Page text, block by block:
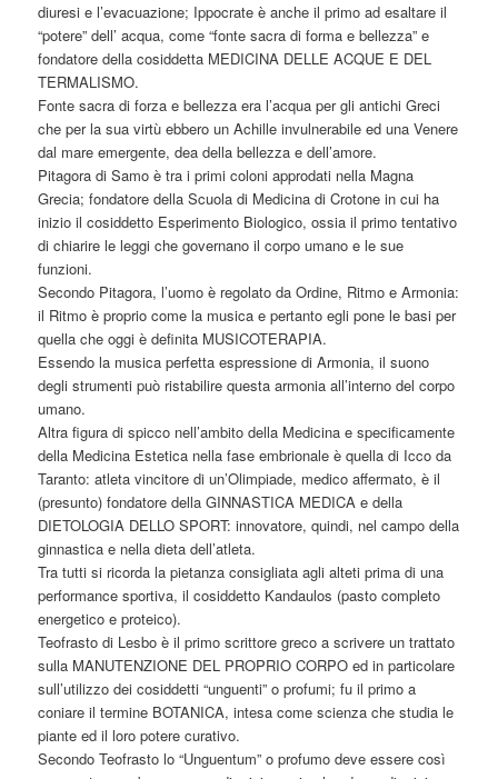
diuresi e l’evacuazione; Ippocrate è anche il primo ad esaltare il
“potere” dell’ acqua, come “fonte sacra di forma e bellezza” e
fondatore della cosiddetta MEDICINA DELLE ACQUE E DEL
TERMALISMO.
Fonte sacra di forza e bellezza era l’acqua per gli antichi Greci
che per la sua virtù ebbero un Achille invulnerabile ed una Venere
dal mare emergente, dea della bellezza e dell’amore.
Pitagora di Samo è tra i primi coloni approdati nella Magna
Grecia; fondatore della Scuola di Medicina di Crotone in cui ha
inizio il cosiddetto Esperimento Biologico, ossia il primo tentativo
di chiarire le leggi che governano il corpo umano e le sue
funzioni.
Secondo Pitagora, l’uomo è regolato da Ordine, Ritmo e Armonia:
il Ritmo è proprio come la musica e pertanto egli pone le basi per
quella che oggi è definita MUSICOTERAPIA.
Essendo la musica perfetta espressione di Armonia, il suono
degli strumenti può ristabilire questa armonia all’interno del corpo
umano.
Altra figura di spicco nell’ambito della Medicina e specificamente
della Medicina Estetica nella fase embrionale è quella di Icco da
Taranto: atleta vincitore di un’Olimpiade, medico affermato, è il
(presunto) fondatore della GINNASTICA MEDICA e della
DIETOLOGIA DELLO SPORT: innovatore, quindi, nel campo della
ginnastica e nella dieta dell’atleta.
Tra tutti si ricorda la pietanza consigliata agli alteti prima di una
performance sportiva, il cosiddetto Kandaulos (pasto completo
energetico e proteico).
Teofrasto di Lesbo è il primo scrittore greco a scrivere un trattato
sulla MANUTENZIONE DEL PROPRIO CORPO ed in particolare
sull’utilizzo dei cosiddetti “unguenti” o profumi; fu il primo a
coniare il termine BOTANICA, intesa come scienza che studia le
piante ed il loro potere curativo.
Secondo Teofrasto lo “Unguentum” o profumo deve essere così